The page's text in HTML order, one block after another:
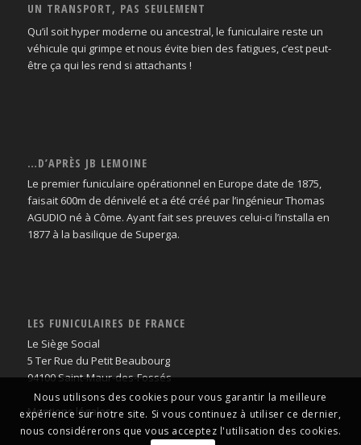
UN TRANSPORT, PAS SEULEMENT
Qu’il soit hyper moderne ou ancestral, le funiculaire reste un
véhicule qui grimpe et nous évite bien des fatigues, c’est peut-
être ça qui les rend si attachants !
…D’APRÈS JB LEMOINE
Le premier funiculaire opérationnel en Europe date de 1875,
faisait 600m de dénivelé et a été créé par l’ingénieur Thomas
AGUDIO né à Côme. Ayant fait ses preuves celui-ci l’installa en
1877 à la basilique de Superga.
LES FUNICULAIRES DE FRANCE
Le Siège Social
5 Ter Rue du Petit Beaubourg
94100 Saint-Maur-des-Fossés
Mentions légales
Nous utilisons des cookies pour vous garantir la meilleure
expérience sur notre site. Si vous continuez à utiliser ce dernier,
nous considérerons que vous acceptez l'utilisation des cookies.